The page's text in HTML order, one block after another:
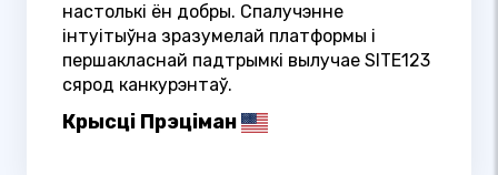
настолькі ён добры. Спалучэнне
інтуітыўна зразумелай платформы і
першакласнай падтрымкі вылучае SITE123
сярод канкурэнтаў.
Крысці Прэціман